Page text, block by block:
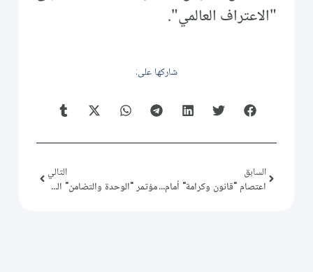
"الاعتراف العالمي".
شاركها على:
السابق
اعتصام "قانون وكرامة" أمام مجلس الشعب السوري بتاريخ 6 حزيران/يونيو 2026
التالي
مؤتمر "الوحدة والتضامن" الذي عقده المجلس التركماني السوري بدمشق